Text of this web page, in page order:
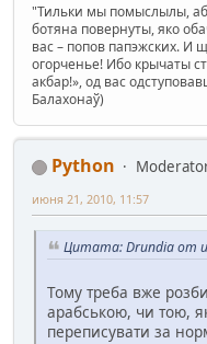
"Тильки мы помыслылы,
ботяна повернуты, яко
вас – попов папэжских. И
огорченье! Ибо крычаты
акбар!», од вас
Балахонаў)
Python
июня 21, 2010, 11:57
Цитата: Drundia от
Тому треба вже
арабською, чи тою,
переписувати за